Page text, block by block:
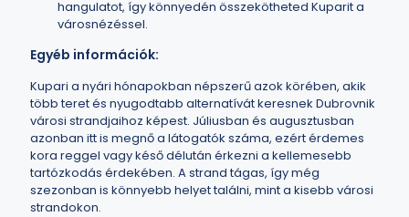
hangulatot, így könnyedén összekötheted Kuparit a
városnézéssel.
Egyéb információk:
Kupari a nyári hónapokban népszerű azok körében, akik
több teret és nyugodtabb alternatívát keresnek Dubrovnik
városi strandjaihoz képest. Júliusban és augusztusban
azonban itt is megnő a látogatók száma, ezért érdemes
kora reggel vagy késő délután érkezni a kellemesebb
tartózkodás érdekében. A strand tágas, így még
szezonban is könnyebb helyet találni, mint a kisebb városi
strandokon.